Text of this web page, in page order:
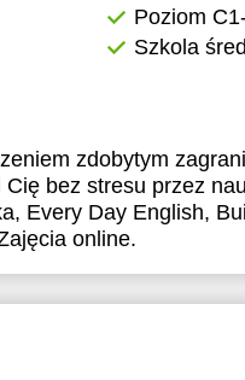
Poziom
Szkola
zdobytym
bez stresu przez
Every Day English,
online.